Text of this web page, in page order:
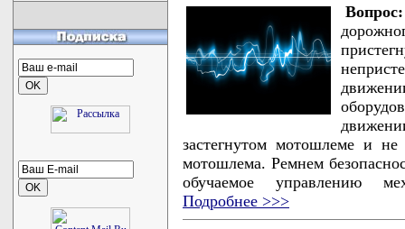
застегнутом мотошлеме и не
мотошлема. Ремнем
обучаемое управлению
Подробнее >>>